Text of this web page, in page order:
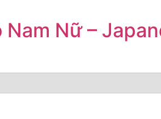
Nam Nữ –